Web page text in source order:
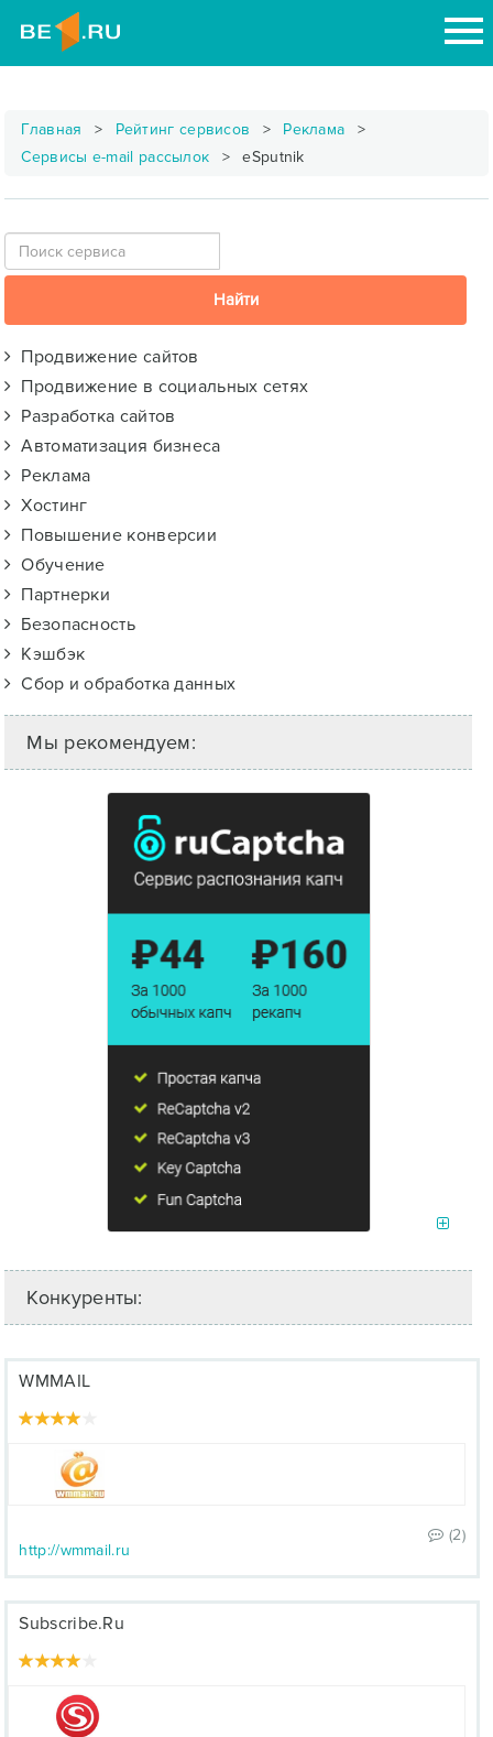
Главная Рейтинг сервисов
Реклама
Сервисы e-mail рассылок
eSputnik
Продвижение сайтов
Продвижение в социальных сетях
Разработка сайтов
Автоматизация бизнеса
Реклама
Хостинг
Повышение конверсии
Обучение
Партнерки
Безопасность
Кэшбэк
Сбор и обработка данных
Мы рекомендуем:
Конкуренты:
WMMAIL
(2)
http://wmmail.ru
Subscribe.Ru